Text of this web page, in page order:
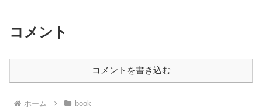
コメント
コメントを書き込む
ホーム book